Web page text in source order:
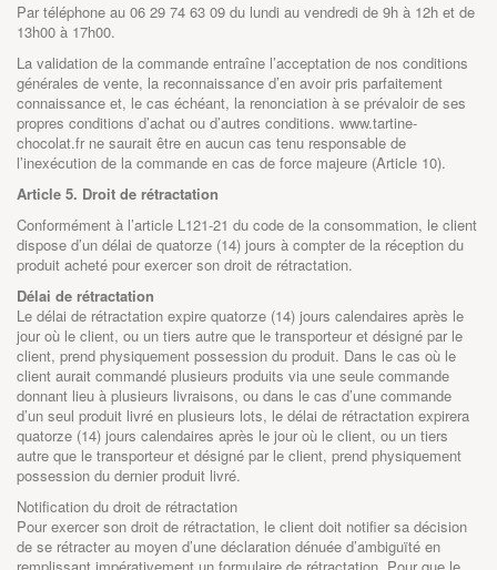
Par téléphone au 06 29 74 63 09 du lundi au vendredi de 9h à 12h et de
13h00 à 17h00.
La validation de la commande entraîne l’acceptation de nos conditions
générales de vente, la reconnaissance d’en avoir pris parfaitement
connaissance et, le cas échéant, la renonciation à se prévaloir de ses
propres conditions d’achat ou d’autres conditions. www.tartine-
chocolat.fr ne saurait être en aucun cas tenu responsable de
l’inexécution de la commande en cas de force majeure (Article 10).
Article 5. Droit de rétractation
Conformément à l’article L121-21 du code de la consommation, le client
dispose d’un délai de quatorze (14) jours à compter de la réception du
produit acheté pour exercer son droit de rétractation.
Délai de rétractation
Le délai de rétractation expire quatorze (14) jours calendaires après le
jour où le client, ou un tiers autre que le transporteur et désigné par le
client, prend physiquement possession du produit. Dans le cas où le
client aurait commandé plusieurs produits via une seule commande
donnant lieu à plusieurs livraisons, ou dans le cas d’une commande
d’un seul produit livré en plusieurs lots, le délai de rétractation expirera
quatorze (14) jours calendaires après le jour où le client, ou un tiers
autre que le transporteur et désigné par le client, prend physiquement
possession du dernier produit livré.
Notification du droit de rétractation
Pour exercer son droit de rétractation, le client doit notifier sa décision
de se rétracter au moyen d’une déclaration dénuée d’ambiguïté en